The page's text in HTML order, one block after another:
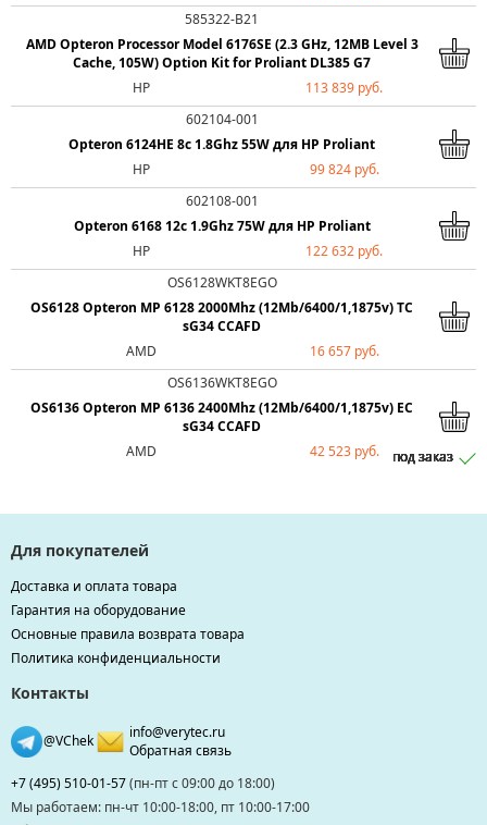
под заказ
под заказ
под заказ
под заказ
под заказ
под заказ
под заказ
под заказ
под заказ
под заказ
под заказ
под заказ
под заказ
под заказ
под заказ
585322-B21
AMD Opteron Processor Model 6176SE (2.3 GHz, 12MB Level 3
Cache, 105W) Option Kit for Proliant DL385 G7
HP
113 839 руб.
под заказ
602104-001
Opteron 6124HE 8c 1.8Ghz 55W для HP Proliant
HP
99 824 руб.
под заказ
602108-001
Opteron 6168 12c 1.9Ghz 75W для HP Proliant
HP
122 632 руб.
под заказ
OS6128WKT8EGO
OS6128 Opteron MP 6128 2000Mhz (12Mb/6400/1,1875v) TC
sG34 CCAFD
AMD
16 657 руб.
под заказ
OS6136WKT8EGO
OS6136 Opteron MP 6136 2400Mhz (12Mb/6400/1,1875v) EC
sG34 CCAFD
AMD
42 523 руб.
Для покупателей
Доставка и оплата товара
Гарантия на оборудование
Основные правила возврата товара
Политика конфиденциальности
Контакты
@VChek
info@verytec.ru
Обратная связь
+7 (495) 510-01-57(пн-пт с 09:00 до 18:00)
Мы работаем: пн-чт 10:00-18:00, пт 10:00-17:00